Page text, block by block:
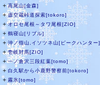
＋高尾山[金森]
＋虚空蔵峠道探索[tokoro]
＋オロセ尾根～タワ尾根[ZIO]
＋ 鶴寝山[リブル]
＋沖ノ指山,イソツネ山[ピークハンター]
＋壱岐対馬[ZIO]
＋一ノ倉沢三段紅葉[tomo]
＋ 白久駅から小鹿野警察前[tokoro]
＋ 霧氷[tomo]